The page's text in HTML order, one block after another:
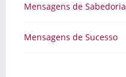
Mensagens de Sabedoria
Mensagens de Sucesso